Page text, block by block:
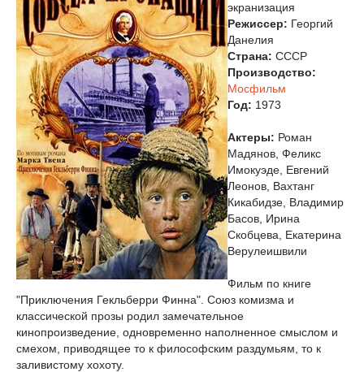
экранизация
Режиссер: Георгий
Данелия
Страна: СССР
Производство:
Мосфильм
Год: 1973
Актеры: Роман
Мадянов, Феликс
Имокуэде, Евгений
Леонов, Вахтанг
Кикабидзе, Владимир
Басов, Ирина
Скобцева, Екатерина
Верулеишвили
Фильм по книге
"Приключения Гекльберри Финна". Союз комизма и
классической прозы родил замечательное
кинопроизведение, одновременно наполненное смыслом и
смехом, приводящее то к философским раздумьям, то к
заливистому хохоту.